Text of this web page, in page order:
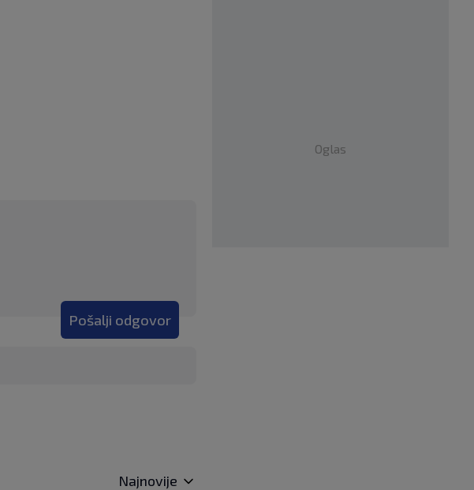
Pošalji odgovor
Najnovije
Oglas